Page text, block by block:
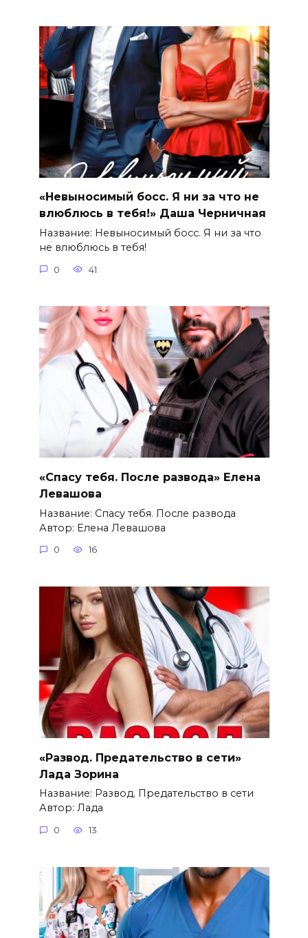
«Невыносимый босс. Я ни за что не
влюблюсь в тебя!» Даша Черничная
Название: Невыносимый босс. Я ни за что
не влюблюсь в тебя!
0 41
«Спасу тебя. После развода» Елена
Левашова
Название: Спасу тебя. После развода
Автор: Елена Левашова
0 16
«Развод. Предательство в сети»
Лада Зорина
Название: Развод. Предательство в сети
Автор: Лада
0 13